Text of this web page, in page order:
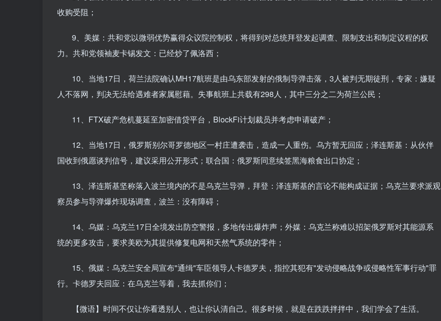
收购受阻；
9、美媒：共和党以微弱优势赢得众议院控制权，将得到对总统拜登发起调查、限制支出和制定议程的权
力。共和党领袖麦卡锡发文：已经炒了佩洛西；
10、当地17日，荷兰法院确认MH17航班是由乌东部发射的俄制导弹击落，3人被判无期徒刑，专家：嫌疑
人不落网，判决无法给遇难者家属慰藉。失事航班上共载有298人，其中三分之二为荷兰公民；
11、FTX破产危机蔓延至加密借贷平台，BlockFi计划裁员并考虑申请破产；
12、当地17日，俄罗斯别尔哥罗德地区一村庄遭袭击，造成一人重伤。乌方暂无回应；泽连斯基：从伙伴
国收到俄愿谈判信号，建议采用公开形式；联合国：俄罗斯同意续签黑海粮食出口协定；
13、泽连斯基坚称落入波兰境内的不是乌克兰导弹，拜登：泽连斯基的言论不能构成证据；乌克兰要求派观
察员参与导弹爆炸现场调查，波兰：没有障碍；
14、乌媒：乌克兰17日全境发出防空警报，多地传出爆炸声；外媒：乌克兰称难以招架俄罗斯对其能源系
统的更多攻击，要求美欧为其提供修复电网和天然气系统的零件；
15、俄媒：乌克兰安全局宣布"通缉"车臣领导人卡德罗夫，指控其犯有"发动侵略战争或侵略性军事行动"罪
行。卡德罗夫回应：在乌克兰等着，我去抓你们；
【微语】时间不仅让你看透别人，也让你认清自己。很多时候，就是在跌跌拌拌中，我们学会了生活。